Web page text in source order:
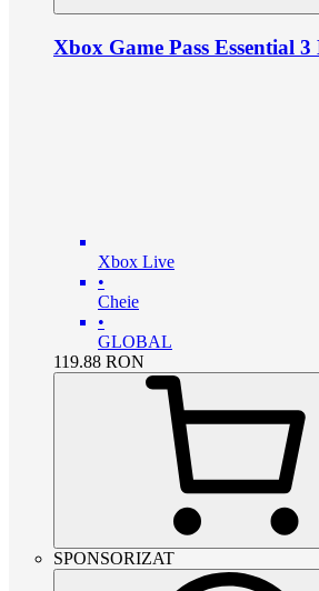
Xbox Game Pass Essential
Xbox Live
•
Cheie
•
GLOBAL
119.88 RON
SPONSORIZAT